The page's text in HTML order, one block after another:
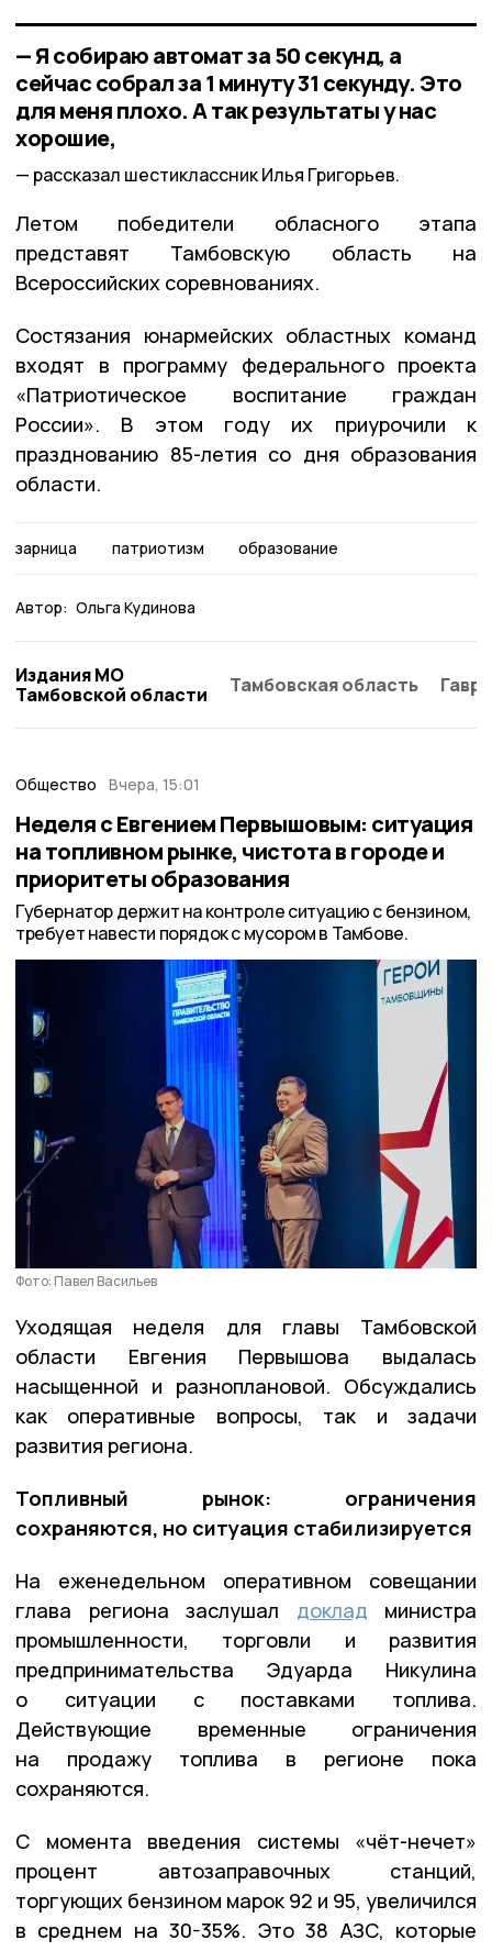
— Я собираю автомат за 50 секунд, а
сейчас собрал за 1 минуту 31 секунду. Это
для меня плохо. А так результаты у нас
хорошие,
рассказал шестиклассник Илья Григорьев.
Летом победители обласного этапа
представят Тамбовскую область на
Всероссийских соревнованиях.
Состязания юнармейских областных команд
входят в программу федерального проекта
«Патриотическое воспитание граждан
России». В этом году их приурочили к
празднованию 85-летия со дня образования
области.
зарница патриотизм образование
Автор: Ольга Кудинова
Издания МО
Тамбовской области
Тамбовская область
Общество Вчера, 15:01
Неделя с Евгением Первышовым: ситуация
на топливном рынке, чистота в городе и
приоритеты образования
Губернатор держит на контроле ситуацию с бензином,
требует навести порядок с мусором в Тамбове.
Фото: Павел Васильев
Уходящая неделя для главы Тамбовской
области Евгения Первышова выдалась
насыщенной и разноплановой. Обсуждались
как оперативные вопросы, так и задачи
развития региона.
Топливный рынок: ограничения
сохраняются, но ситуация стабилизируется
На еженедельном оперативном совещании
глава региона заслушал доклад министра
промышленности, торговли и развития
предпринимательства Эдуарда Никулина
о ситуации с поставками топлива.
Действующие временные ограничения
на продажу топлива в регионе пока
сохраняются.
С момента введения системы «чёт-нечет»
процент автозаправочных станций,
торгующих бензином марок 92 и 95, увеличился
в среднем на 30-35%. Это 38 АЗС, которые